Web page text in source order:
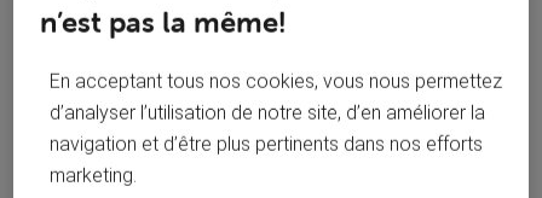
Oldest
First
R
roylion15
+9 plus
Top Expert• 49K messages
n’est pas la même!
En acceptant tous nos cookies, vous nous permettez
d’analyser l’utilisation de notre site, d’en améliorer la
navigation et d’être plus pertinents dans nos efforts
marketing.